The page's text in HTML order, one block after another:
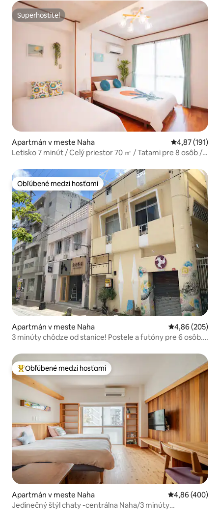
Superhostiteľ
Superhostiteľ
Apartmán v meste Naha Priemerné
4,87 (191)
Letisko 7 minút / Celý priestor 70 ㎡ / Tatami pre 8 osôb /
Obľúbené medzi hosťami
Obľúbené medzi hosťami
Apartmán v meste Naha Priemerné
4,86 (205)
3 minúty chôdze od stanice! Postele a futóny pre 6 osôb.
Vzadu sa nachádza 24-hodinový supermarket!
Najobľúbenejšie medzi hosťami
Obľúbené medzi hosťami
Apartmán v meste Naha Priemerné
4,86 (400)
Jedinečný štýl chaty -centrálna Naha/3 minúty